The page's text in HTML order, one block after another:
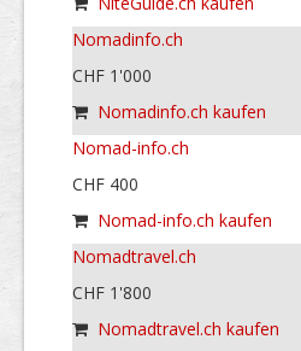
Nomadinfo.ch
CHF 1'000
Nomadinfo.ch kaufen
Nomad-info.ch
CHF 400
Nomad-info.ch kaufen
Nomadtravel.ch
CHF 1'800
Nomadtravel.ch kaufen